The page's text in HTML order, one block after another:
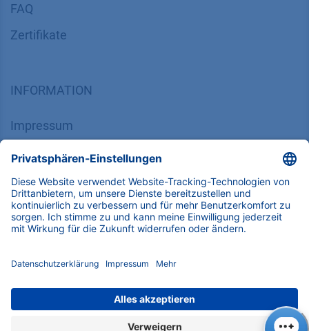
FAQ
Zertifikate
INFORMATION
Impressum
Datenschutz
​​​​​​​​​​​​​​​​​Allgemeine Geschäftsbedingungen
KONTAKT
KNAUER
Wissenschaftliche Geräte GmbH, Hegauer Weg 38,
14163 Berlin, Germany